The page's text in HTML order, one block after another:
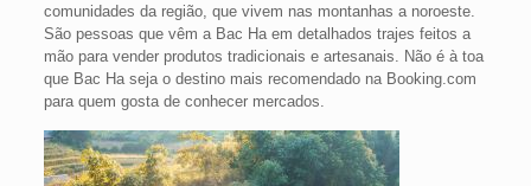
comunidades da região, que vivem nas montanhas a noroeste.
São pessoas que vêm a Bac Ha em detalhados trajes feitos a
mão para vender produtos tradicionais e artesanais. Não é à toa
que Bac Ha seja o destino mais recomendado na Booking.com
para quem gosta de conhecer mercados.